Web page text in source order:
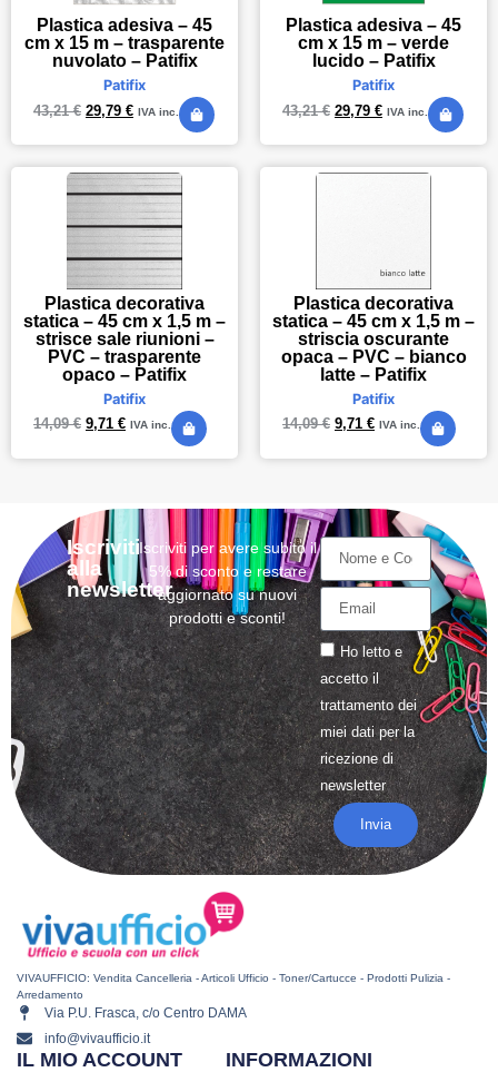
Plastica adesiva – 45
cm x 15 m – trasparente
nuvolato – Patifix
Patifix
43,21€ 29,79 € IVA inc.
Plastica adesiva – 45
cm x 15 m – verde
lucido – Patifix
Patifix
43,21€ 29,79 € IVA inc.
Plastica decorativa
statica – 45 cm x 1,5 m –
strisce sale riunioni –
PVC – trasparente
opaco – Patifix
Patifix
14,09€ 9,71 € IVA inc.
Plastica decorativa
statica – 45 cm x 1,5 m –
striscia oscurante
opaca – PVC – bianco
latte – Patifix
Patifix
14,09€ 9,71 € IVA inc.
Iscriviti
alla
newsletter
Iscriviti per avere subito il
5% di sconto e restare
aggiornato su nuovi
prodotti e sconti!
Ho letto e
accetto il
trattamentodei
miei dati per la
ricezione di
newsletter
Invia
VIVAUFFICIO: Vendita Cancelleria - Articoli Ufficio - Toner/Cartucce - Prodotti Pulizia -
Arredamento
Via P.U. Frasca, c/o Centro DAMA
info@vivaufficio.it
INFORMAZIONI
IL MIO ACCOUNT